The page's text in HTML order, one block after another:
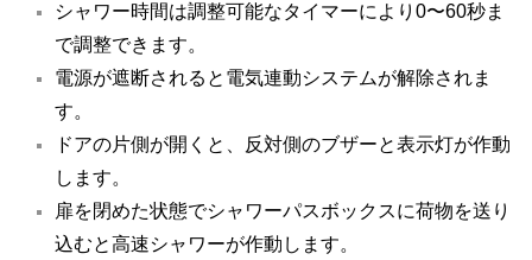
シャワー時間は調整可能なタイマーにより0〜60秒ま
で調整できます。
電源が遮断されると電気連動システムが解除されま
す。
ドアの片側が開くと、反対側のブザーと表示灯が作動
します。
扉を閉めた状態でシャワーパスボックスに荷物を送り
込むと高速シャワーが作動します。